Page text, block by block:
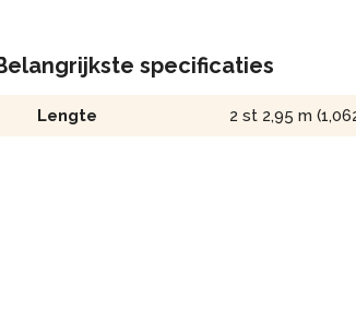
specificaties
Lengte 2 st 2,95 m